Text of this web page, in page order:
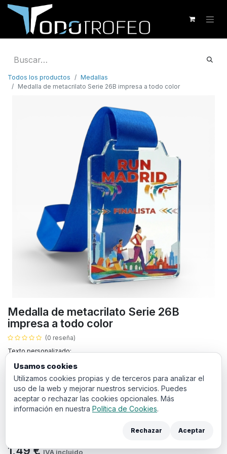
Todos los productos
Medallas
Medalla de metacrilato Serie 26B impresa a todo color
Medalla de metacrilato Serie 26B
impresa a todo color
(0 reseña)
Texto personalizado:
Sube tu archivo personalizado:
1,49€ IVA incluido
Usamos cookies
Utilizamos cookies propias y de terceros para analizar el
uso de la web y mejorar nuestros servicios. Puedes
aceptar o rechazar las cookies opcionales. Más
información en nuestra Política de Cookies.
Rechazar Aceptar